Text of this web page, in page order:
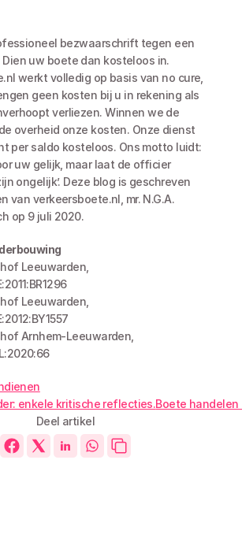
uw boete dan kosteloos in.
werkt volledig op basis van no cure,
geen kosten bij u in rekening als
verliezen. Winnen we de
overheid onze kosten. Onze dienst
per saldo kosteloos. Ons motto luidt:
uw gelijk, maar laat de officier
ongelijk’. Deze blog is geschreven
van verkeersboete.nl, mr. N.G.A.
op 9 juli 2020.
enkele kritische reflecties.Boete handelen
Deel artikel